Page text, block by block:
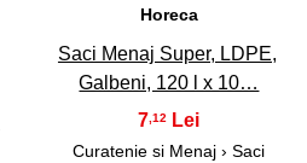
Horeca
Saci Menaj Super, LDPE,
Galbeni, 120 l x 10…
7 ,12
Curatenie si Menaj › Saci